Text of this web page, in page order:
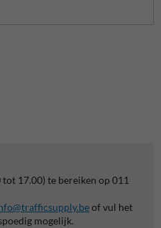
17.00) te bereiken op 011
of vul het
mogelijk.